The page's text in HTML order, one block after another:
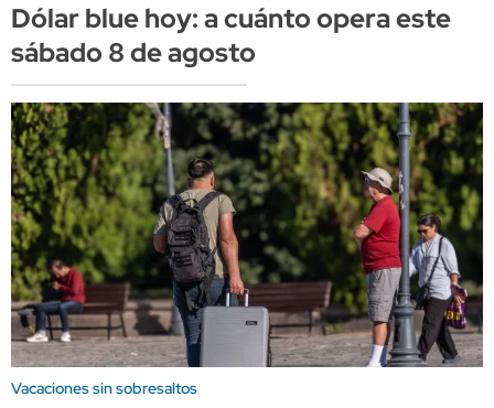
Dólar blue hoy: a cuánto opera este
sábado 8 de agosto
Vacaciones sin sobresaltos